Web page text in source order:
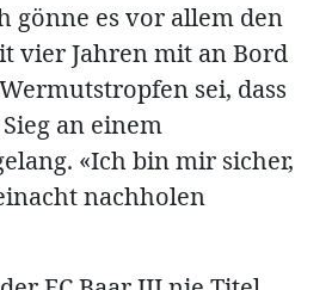
gönne es vor allem den
vier Jahren mit an Bord
sei, dass
an einem
«Ich bin mir sicher,
nachholen